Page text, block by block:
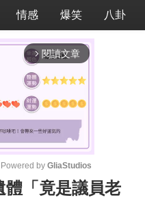
情感 爆笑 八卦
arrow_forward_ios 閱讀文章
M
Powered by GliaStudios
體「竟是議員老